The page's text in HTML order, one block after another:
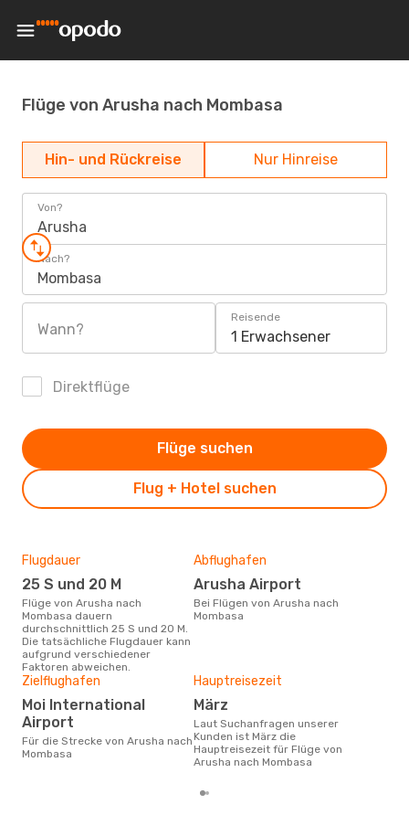
Flüge von Arusha nach Mombasa
Hin- und Rückreise Nur Hinreise
Von?
Arusha
Nach?
Mombasa
Wann?
Reisende
1 Erwachsener
Direktflüge
Flug + Hotel suchen
Flüge suchen
Flugdauer
25 S und 20 M
Flüge von Arusha nach
Mombasa dauern
durchschnittlich 25 S und 20 M.
Die tatsächliche Flugdauer kann
aufgrund verschiedener
Faktoren abweichen.
Abflughafen
Arusha Airport
Bei Flügen von Arusha nach
Mombasa
Zielflughafen
Moi International
Airport
Für die Strecke von Arusha nach
Mombasa
Hauptreisezeit
März
Laut Suchanfragen unserer
Kunden ist März die
Hauptreisezeit für Flüge von
Arusha nach Mombasa